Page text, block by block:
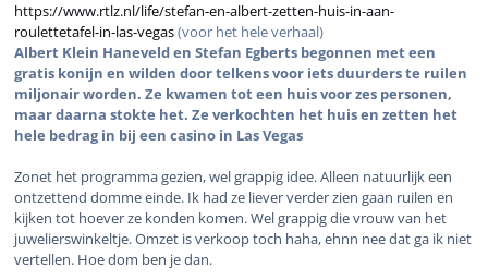
https://www.rtlz.nl/life/stefan-en-albert-zetten-huis-in-aan-
roulettetafel-in-las-vegas(voor het hele verhaal)
Albert Klein Haneveld en Stefan Egberts begonnen met een
gratis konijn en wilden door telkens voor iets duurders te ruilen
miljonair worden. Ze kwamen tot een huis voor zes personen,
maar daarna stokte het. Ze verkochten het huis en zetten het
hele bedrag in bij een casino in Las Vegas
Zonet het programma gezien, wel grappig idee. Alleen natuurlijk een
ontzettend domme einde. Ik had ze liever verder zien gaan ruilen en
kijken tot hoever ze konden komen. Wel grappig die vrouw van het
juwelierswinkeltje. Omzet is verkoop toch haha, ehnn nee dat ga ik niet
vertellen. Hoe dom ben je dan.